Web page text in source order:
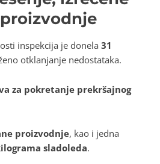
inspekcija je donela 31
otklanjanje nedostataka.
za pokretanje prekršajnog
proizvodnje, kao i jedna
sladoleda.